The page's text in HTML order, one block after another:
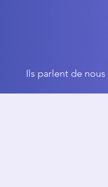
Ils parlent de nous